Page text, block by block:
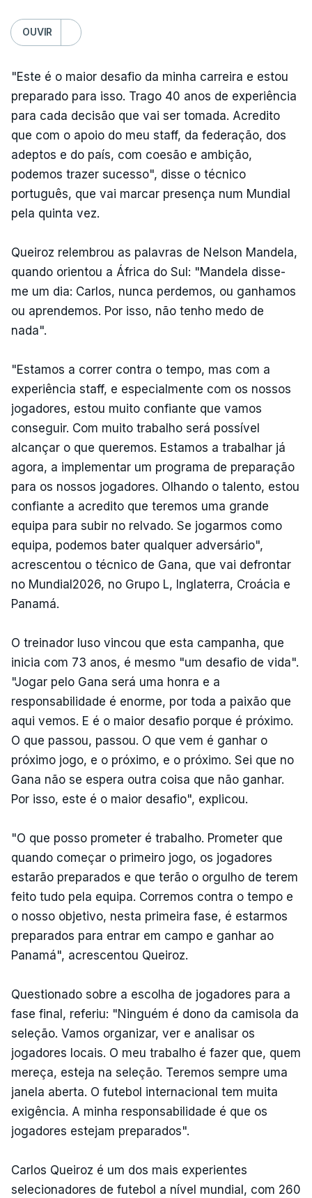
OUVIR
"Este é o maior desafio da minha carreira e estou
preparado para isso. Trago 40 anos de experiência
para cada decisão que vai ser tomada. Acredito
que com o apoio do meu staff, da federação, dos
adeptos e do país, com coesão e ambição,
podemos trazer sucesso", disse o técnico
português, que vai marcar presença num Mundial
pela quinta vez.
Queiroz relembrou as palavras de Nelson Mandela,
quando orientou a África do Sul: "Mandela disse-
me um dia: Carlos, nunca perdemos, ou ganhamos
ou aprendemos. Por isso, não tenho medo de
nada".
"Estamos a correr contra o tempo, mas com a
experiência staff, e especialmente com os nossos
jogadores, estou muito confiante que vamos
conseguir. Com muito trabalho será possível
alcançar o que queremos. Estamos a trabalhar já
agora, a implementar um programa de preparação
para os nossos jogadores. Olhando o talento, estou
confiante a acredito que teremos uma grande
equipa para subir no relvado. Se jogarmos como
equipa, podemos bater qualquer adversário",
acrescentou o técnico de Gana, que vai defrontar
no Mundial2026, no Grupo L, Inglaterra, Croácia e
Panamá.
O treinador luso vincou que esta campanha, que
inicia com 73 anos, é mesmo "um desafio de vida".
"Jogar pelo Gana será uma honra e a
responsabilidade é enorme, por toda a paixão que
aqui vemos. E é o maior desafio porque é próximo.
O que passou, passou. O que vem é ganhar o
próximo jogo, e o próximo, e o próximo. Sei que no
Gana não se espera outra coisa que não ganhar.
Por isso, este é o maior desafio", explicou.
"O que posso prometer é trabalho. Prometer que
quando começar o primeiro jogo, os jogadores
estarão preparados e que terão o orgulho de terem
feito tudo pela equipa. Corremos contra o tempo e
o nosso objetivo, nesta primeira fase, é estarmos
preparados para entrar em campo e ganhar ao
Panamá", acrescentou Queiroz.
Questionado sobre a escolha de jogadores para a
fase final, referiu: "Ninguém é dono da camisola da
seleção. Vamos organizar, ver e analisar os
jogadores locais. O meu trabalho é fazer que, quem
mereça, esteja na seleção. Teremos sempre uma
janela aberta. O futebol internacional tem muita
exigência. A minha responsabilidade é que os
jogadores estejam preparados".
Carlos Queiroz é um dos mais experientes
selecionadores de futebol a nível mundial, com 260